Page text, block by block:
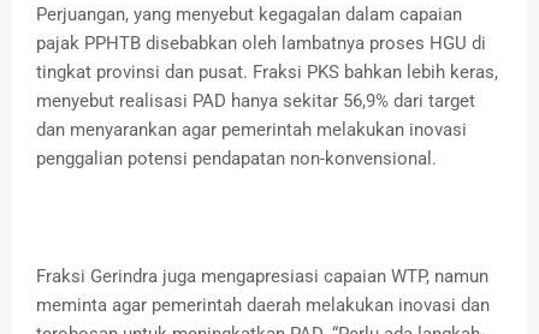
Perjuangan, yang menyebut kegagalan dalam capaian
pajak PPHTB disebabkan oleh lambatnya proses HGU di
tingkat provinsi dan pusat. Fraksi PKS bahkan lebih keras,
menyebut realisasi PAD hanya sekitar 56,9% dari target
dan menyarankan agar pemerintah melakukan inovasi
penggalian potensi pendapatan non-konvensional.
Fraksi Gerindra juga mengapresiasi capaian WTP, namun
meminta agar pemerintah daerah melakukan inovasi dan